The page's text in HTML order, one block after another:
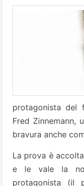
protagonista del
Fred Zinnemann,
bravura anche
La prova è
e le vale la
protagonista (il